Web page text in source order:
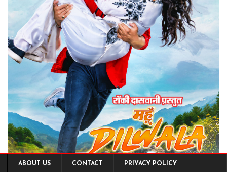
ABOUT US CONTACT PRIVACY POLICY